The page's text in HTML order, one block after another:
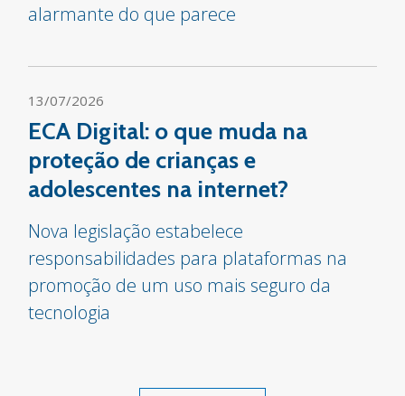
alarmante do que parece
13/07/2026
ECA Digital: o que muda na
proteção de crianças e
adolescentes na internet?
Nova legislação estabelece
responsabilidades para plataformas na
promoção de um uso mais seguro da
tecnologia